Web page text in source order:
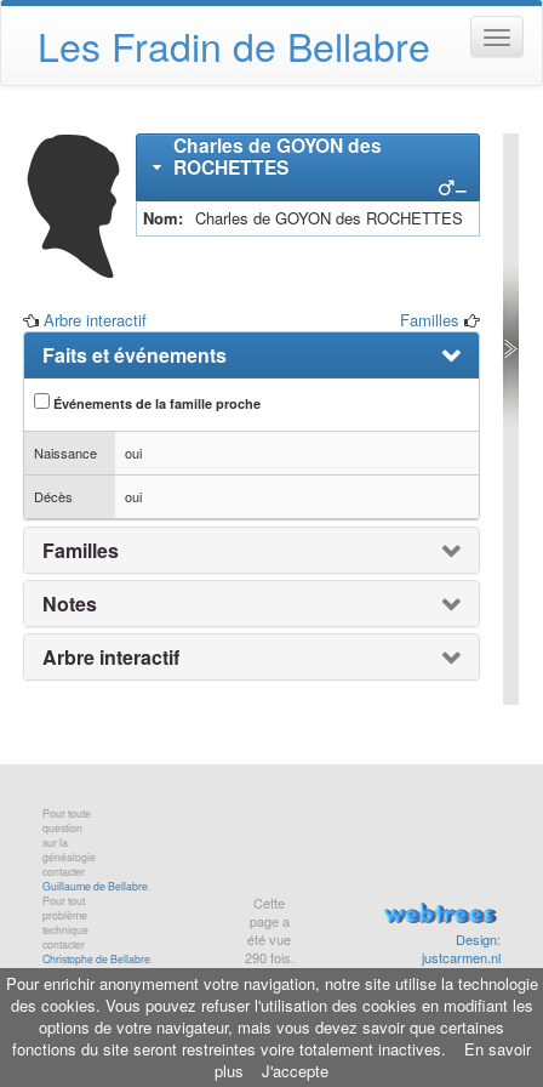
Les Fradin de Bellabre
Charlesde GOYON des
ROCHETTES
–
Nom Charlesde GOYON des ROCHETTES
Arbre interactif Familles
Faits et événements
Événements de la famille proche
Naissance oui
Décès oui
Familles
Notes
Arbre interactif
Pour toute
question
sur la
généalogie
contacter
Guillaume de Bellabre.
Pour tout
problème
technique
contacter
Christophe de Bellabre.
Cette
page a
été vue
290fois.
Design:
justcarmen.nl
Informations légales-Aide-Maison de Baglion
© copyrightbellabre.com, 2001-2026
Pour enrichir anonymement votre navigation, notre site utilise la technologie
des cookies. Vous pouvez refuser l'utilisation des cookies en modifiant les
options de votre navigateur, mais vous devez savoir que certaines
fonctions du site seront restreintes voire totalement inactives.
En savoir
plus
J'accepte